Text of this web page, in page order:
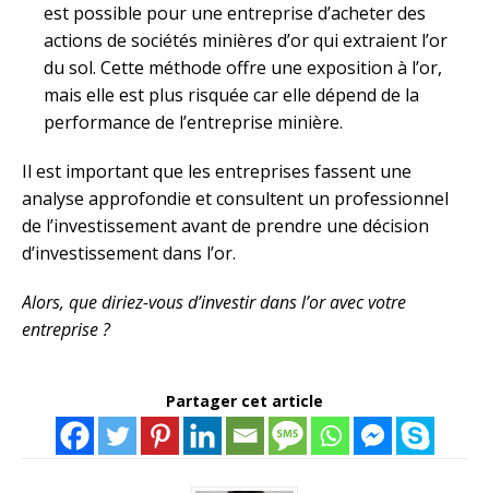
est possible pour une entreprise d’acheter des
actions de sociétés minières d’or qui extraient l’or
du sol. Cette méthode offre une exposition à l’or,
mais elle est plus risquée car elle dépend de la
performance de l’entreprise minière.
Il est important que les entreprises fassent une
analyse approfondie et consultent un professionnel
de l’investissement avant de prendre une décision
d’investissement dans l’or.
Alors, que diriez-vous d’investir dans l’or avec votre
entreprise ?
Partager cet article